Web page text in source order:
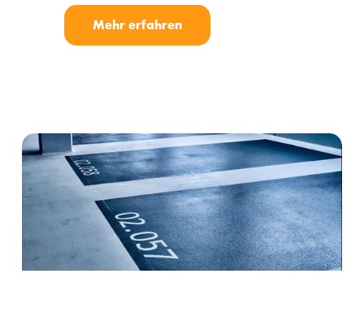
Mehr erfahren